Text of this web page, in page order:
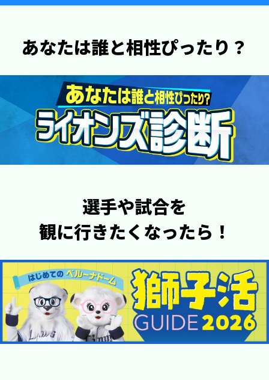
あなたは誰と相性ぴったり？
選手や試合を
観に行きたくなったら！